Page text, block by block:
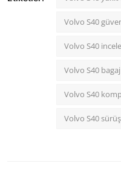
Volvo S40
Volvo S40
Volvo S40
Volvo S40
Volvo S40